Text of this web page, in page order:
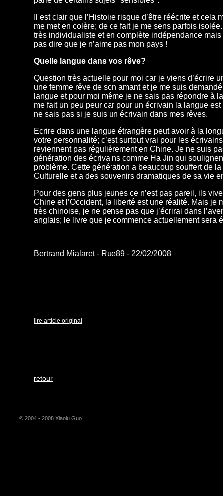
Il est clair que l’Histoire risque d’être réécrite et cela
me met en colère; de ce fait je me sens parfois
très individualiste et en complète indépendance mais
pas dire que je n’aime pas mon pays !
Quelle langue dans vos rêve?
Question très actuelle pour moi car je viens d’écrire
une femme rêve de son amant et je me suis
langue et pour moi même je ne sais pas répondre à
me fait un peu peur car pour un écrivain la langue
ne sais pas si je suis un écrivain dans mes rêves.
Ecrire dans une langue étrangère peut avoir à la
votre personnalité; c’est surtout vrai pour les
reviennent pas régulièrement en Chine. Je ne suis
génération des écrivains comme Ha Jin qui
problème. Cette génération a beaucoup souffert de
Culturelle et a des souvenirs dramatiques de sa vie
Pour des gens plus jeunes ce n’est pas pareil, ils
Chine et l’Occident, la liberté est une réalité. Mais je
très chinoise, je ne pense pas que j’écrirai dans
anglais; le livre que je commence actuellement sera
Bertrand Mialaret - Rue89 - 22/02/2008
lire article original
retour
© 2004 - 2008 Xiaolu Guo